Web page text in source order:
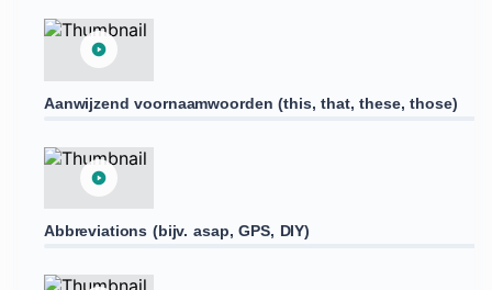
Aanwijzend voornaamwoorden (this, that, these, those)
Abbreviations (bijv. asap, GPS, DIY)